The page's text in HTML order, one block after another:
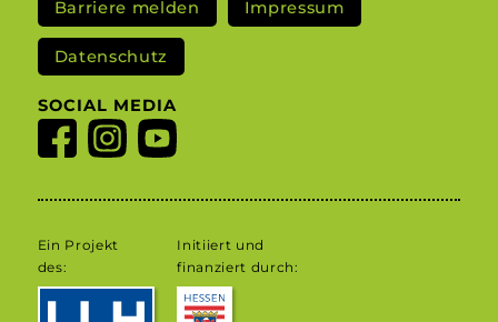
Barriere melden
Impressum
Datenschutz
SOCIAL MEDIA
Ein Projekt
des:
Initiiert und
finanziert durch: